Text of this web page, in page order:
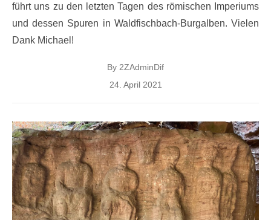
führt uns zu den letzten Tagen des römischen Imperiums
und dessen Spuren in Waldfischbach-Burgalben. Vielen
Dank Michael!
By 2ZAdminDif
Posted
24. April 2021